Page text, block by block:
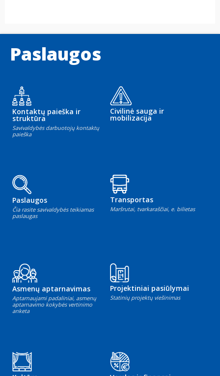
Paslaugos
Kontaktų paieška ir
struktūra
Savivaldybės darbuotojų kontaktų
paieška
Civilinė sauga ir
mobilizacija
Paslaugos
Čia rasite savivaldybės teikiamas
paslaugas
Transportas
Maršrutai, tvarkaraščiai, e. bilietas
Asmenų aptarnavimas
Aptarnaujami padaliniai, asmenų
aptarnavimo kokybės vertinimo
anketa
Projektiniai pasiūlymai
Statinių projektų viešinimas